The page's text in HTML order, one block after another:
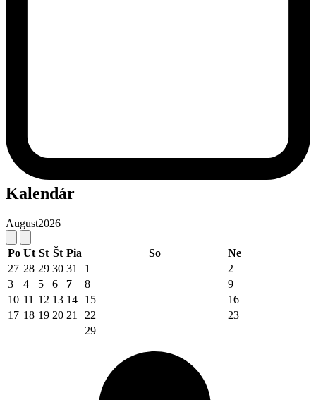
Kalendár
August2026
Po Ut St Št Pia So
Ne
27 28 29 30 31 1
2
3
4 5 6 7 8
9
10 11 12 13 14 15
16
17 18 19 20 21 22
23
29